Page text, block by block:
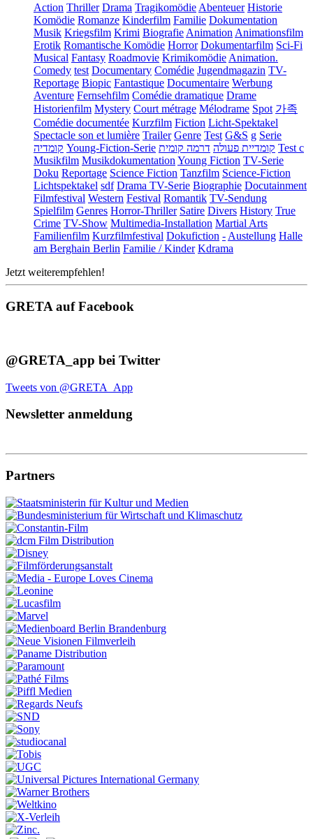
Action Thriller Drama Tragikomödie Abenteuer Historie
Komödie Romanze Kinderfilm Familie Dokumentation
Musik Kriegsfilm Krimi Biografie Animation Animationsfilm
Erotik Romantische Komödie Horror Dokumentarfilm Sci-Fi
Musical Fantasy Roadmovie Krimikomödie Animation.
Comedy test Documentary Comédie Jugendmagazin TV-
Reportage Biopic Fantastique Documentaire Werbung
Aventure Fernsehfilm Comédie dramatique Drame
Historienfilm Mystery Court métrage Mélodrame Spot 가족
Comédie documentée Kurzfilm Fiction Licht-Spektakel
Spectacle son et lumière Trailer Genre Test G&S g Serie
קומדיה Young-Fiction-Serie קומדיית פעולה דרמה קומית
Test c
Musikfilm Musikdokumentation Young Fiction TV-Serie
Doku Reportage Science Fiction Tanzfilm Science-Fiction
Lichtspektakel sdf Drama TV-Serie Biographie Docutainment
Filmfestival Western Festival Romantik TV-Sendung
Spielfilm Genres Horror-Thriller Satire Divers History True
Crime TV-Show Multimedia-Installation Martial Arts
Familienfilm Kurzfilmfestival Dokufiction - Austellung Halle
am Berghain Berlin Familie / Kinder Kdrama
Jetzt weiterempfehlen!
GRETA auf Facebook
@GRETA_app bei Twitter
Tweets von @GRETA_App
Newsletter anmeldung
Partners